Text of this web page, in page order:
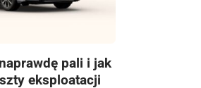
pali i jak
eksploatacji